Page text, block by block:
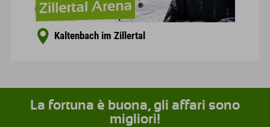
Kaltenbach im Zillertal
La fortuna è buona, gli affari sono
migliori!